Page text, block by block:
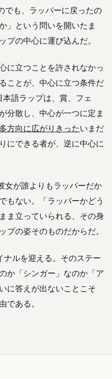
でも、ラッパーに戻ったの
」という問いを開いたま
プの中心に運び込んだ。
に立つことを許されなかっ
ことが、中心に立つ条件だ
語ラップは、賞、フェ
分散し、中心が一つに定ま
方向に広がりきったいまだ
にできる者が、逆に中心に
女が誰よりもラッパーだか
もない。「ラッパーかどう
ま立っていられる、その身
プの姿そのものだからだ。
ルを迎える。そのステー
か「シンガー」なのか「ア
に答えが出ないことこそ
である。